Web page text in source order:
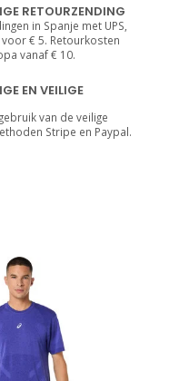
RETOURZENDING
in Spanje met UPS,
voor € 5. Retourkosten
vanaf € 10.
EN VEILIGE
van de veilige
Stripe en Paypal.